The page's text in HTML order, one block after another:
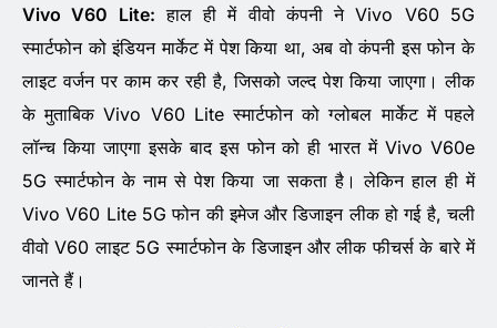
Vivo V60 Lite: हाल ही में वीवो कंपनी ने Vivo V60 5G
स्मार्टफोन को इंडियन मार्केट में पेश किया था, अब वो कंपनी इस फोन के
लाइट वर्जन पर काम कर रही है, जिसको जल्द पेश किया जाएगा। लीक
के मुताबिक Vivo V60 Lite स्मार्टफोन को ग्लोबल मार्केट में पहले
लॉन्च किया जाएगा इसके बाद इस फोन को ही भारत में Vivo V60e
5G स्मार्टफोन के नाम से पेश किया जा सकता है। लेकिन हाल ही में
Vivo V60 Lite 5G फोन की इमेज और डिजाइन लीक हो गई है, चली
वीवो V60 लाइट 5G स्मार्टफोन के डिजाइन और लीक फीचर्स के बारे में
जानते हैं।